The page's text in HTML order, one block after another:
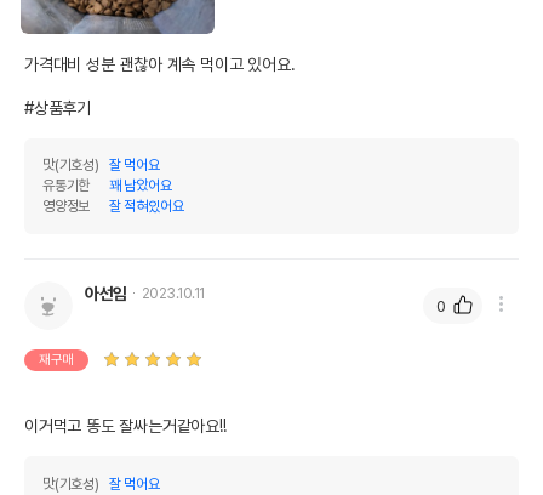
상품 필수 정보
품명 및 모델명 세라피드 그레인프리 캣 헤어볼컨트롤 7kg
법에 의한 인증,허가 등을
받았음을 확인할수 있는
제조국 또는 원산지
AS책임자와 전화번호
또는 소비자상담 관련
유통기한
단, 상품명에 유통기한 명시된 경우, 해당
가격대비 성분 괜찮아 계속 먹이고 있어요.
#상품후기
맛(기호성)
잘 먹어요
유통기한
꽤 남았어요
영양정보
잘 적혀있어요
아선임 2023.10.11
재구매
이거먹고 똥도 잘싸는거같아요!!
맛(기호성)
잘 먹어요
0